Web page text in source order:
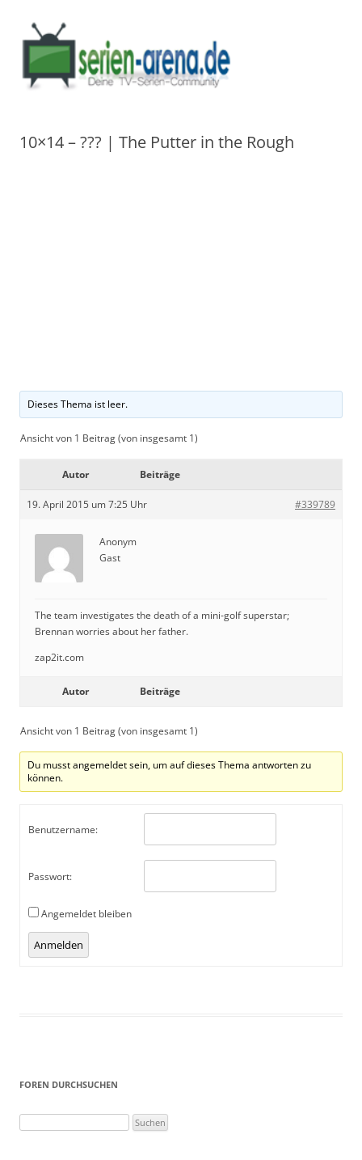
10×14 – ??? | The Putter in the Rough
Dieses Thema ist leer.
Ansicht von 1 Beitrag (von insgesamt 1)
Autor Beiträge
19. April 2015 um 7:25 Uhr #339789
Anonym
Gast
The team investigates the death of a mini-golf superstar;
Brennan worries about her father.
zap2it.com
Autor Beiträge
Ansicht von 1 Beitrag (von insgesamt 1)
Du musst angemeldet sein, um auf dieses Thema antworten zu
können.
Benutzername:
Passwort:
Angemeldet bleiben
Alternative:
Anmelden
FOREN DURCHSUCHEN